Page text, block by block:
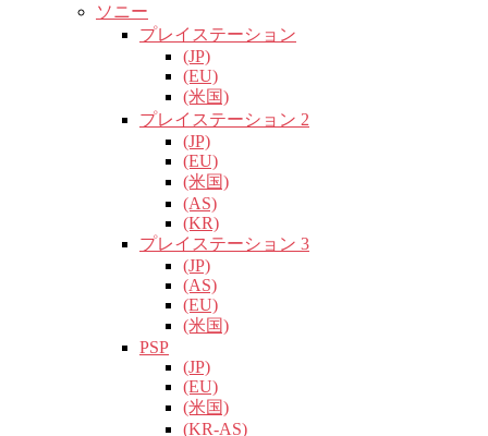
ソニー
プレイステーション
(JP)
(EU)
(米国)
プレイステーション 2
(JP)
(EU)
(米国)
(AS)
(KR)
プレイステーション 3
(JP)
(AS)
(EU)
(米国)
PSP
(JP)
(EU)
(米国)
(KR-AS)